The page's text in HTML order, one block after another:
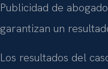
Publicidad de
garantizan un
Los resultados del